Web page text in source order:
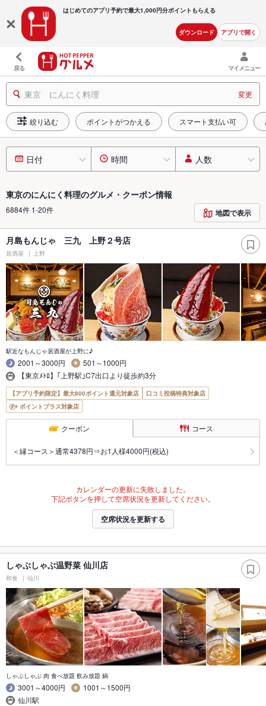
はじめてのアプリ予約で最大1,000円分ポイントもらえる
ダウンロード アプリで開く
戻る マイメニュー
東京 にんにく料理 変更
絞り込む ポイントがつかえる スマート支払い可
日付 時間 人数
東京のにんにく料理のグルメ・クーポン情報
6884件 1-20件 地図で表示
月島もんじゃ 三九 上野２号店
居酒屋 上野
駅近なもんじゃ居酒屋が上野に♪
2001～3000円
501～1000円
【東京ﾒﾄﾛ】｢上野駅｣C7出口より徒歩約3分
【アプリ予約限定】最大800ポイント還元対象店
口コミ投稿特典対象店
ポイントプラス対象店
クーポン コース
＜縁コース＞通常4378円⇒お1人様4000円(税込)
カレンダーの更新に失敗しました。
下記ボタンを押して空席状況を更新してください。
空席状況を更新する
しゃぶしゃぶ温野菜 仙川店
和食 仙川
しゃぶしゃぶ 肉 食べ放題 飲み放題 鍋
3001～4000円
1001～1500円
仙川駅